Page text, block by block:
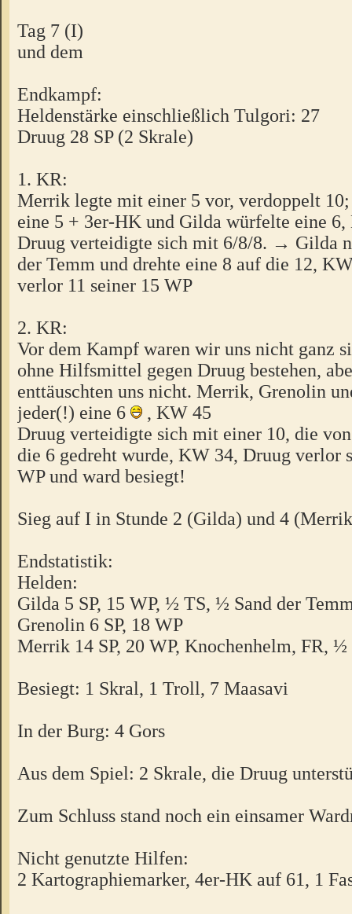
Tag 7 (I)
und dem
Endkampf:
Heldenstärke einschließlich Tulgori: 27
Druug 28 SP (2 Skrale)
1. KR:
Merrik legte mit einer 5 vor, verdoppelt
eine 5 + 3er-HK und Gilda würfelte eine
Druug verteidigte sich mit 6/8/8. → Gilda
der Temm und drehte eine 8 auf die 12,
verlor 11 seiner 15 WP
2. KR:
Vor dem Kampf waren wir uns nicht ganz
ohne Hilfsmittel gegen Druug bestehen,
enttäuschten uns nicht. Merrik, Grenolin
jeder(!) eine 6
, KW 45
Druug verteidigte sich mit einer 10, die
die 6 gedreht wurde, KW 34, Druug verlor
WP und ward besiegt!
Sieg auf I in Stunde 2 (Gilda) und 4
Endstatistik:
Helden:
Gilda 5 SP, 15 WP, ½ TS, ½ Sand der
Grenolin 6 SP, 18 WP
Merrik 14 SP, 20 WP, Knochenhelm, FR, ½
Besiegt: 1 Skral, 1 Troll, 7 Maasavi
In der Burg: 4 Gors
Aus dem Spiel: 2 Skrale, die Druug
Zum Schluss stand noch ein einsamer
Nicht genutzte Hilfen:
2 Kartographiemarker, 4er-HK auf 61, 1